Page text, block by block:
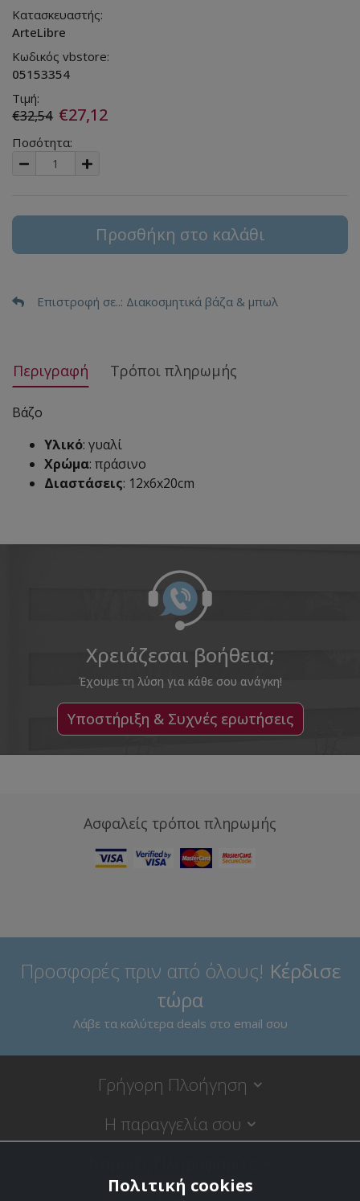
Κατασκευαστής:
ArteLibre
Κωδικός vbstore:
05153354
Τιμή:
€32,54 €27,12
Ποσότητα:
Προσθήκη στο καλάθι
Επιστροφή σε..: Διακοσμητικά βάζα & μπωλ
Περιγραφή Τρόποι πληρωμής
Βάζο
Υλικό: γυαλί
Χρώμα: πράσινο
Διαστάσεις: 12x6x20cm
Χρειάζεσαι βοήθεια;
Έχουμε τη λύση για κάθε σου ανάγκη!
Υποστήριξη & Συχνές ερωτήσεις
Ασφαλείς τρόποι πληρωμής
Προσφορές πριν από όλους! Κέρδισε
τώρα
Λάβε τα καλύτερα deals στο email σου
Γρήγορη Πλοήγηση
Η παραγγελία σου
Πολιτική cookies